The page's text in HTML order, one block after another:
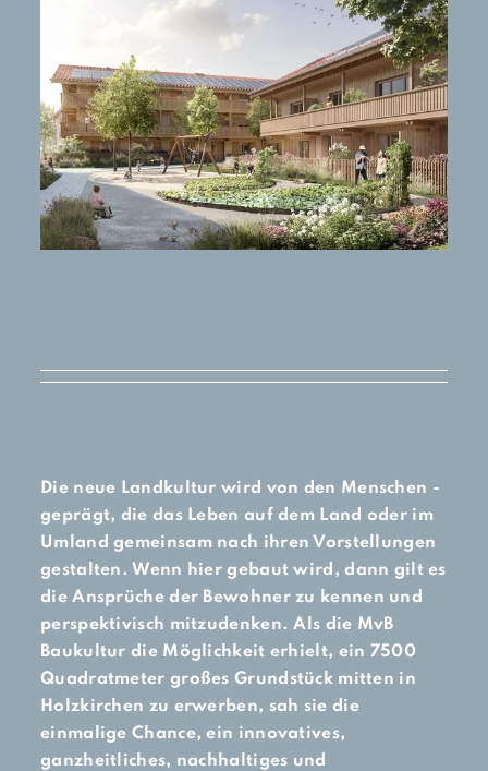
Die neue Landkultur wird von den Menschen ­
geprägt, die das Leben auf dem Land oder im
Umland gemeinsam nach ihren ­Vorstellungen
gestalten. Wenn hier gebaut wird, dann gilt es
die Ansprüche der Bewohner zu kennen und
perspektivisch mitzudenken. Als die MvB
Baukultur die Möglichkeit erhielt, ein 7500
Quadratmeter großes Grundstück mitten in
Holzkirchen zu erwerben, sah sie die
einmalige Chance, ein innovatives,
ganzheitliches, nachhaltiges und